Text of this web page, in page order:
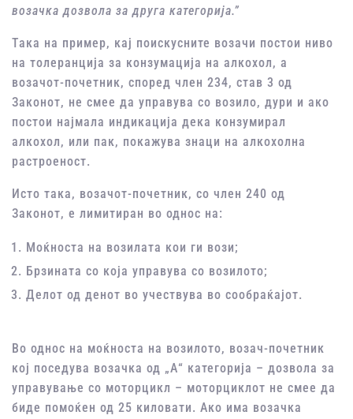
возачка дозвола за друга категорија.”
Така на пример, кај поискусните возачи постои ниво
на толеранција за конзумација на алкохол, а
возачот-почетник, според член 234, став 3 од
Законот, не смее да управува со возило, дури и ако
постои најмала индикација дека конзумирал
алкохол, или пак, покажува знаци на алкохолна
растроеност.
Исто така, возачот-почетник, со член 240 од
Законот, е лимитиран во однос на:
Моќноста на возилата кои ги вози;
Брзината со која управува со возилото;
Делот од денот во учествува во сообраќајот.
Во однос на моќноста на возилото, возач-почетник
кој поседува возачка од „А“ категорија – дозвола за
управување со моторцикл – моторциклот не смее да
биде помоќен од 25 киловати. Ако има возачка